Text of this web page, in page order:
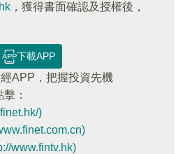
，獲得書面確認及授權後，
下載APP
APP，把握投資先機
：
)
www.fintv.hk)